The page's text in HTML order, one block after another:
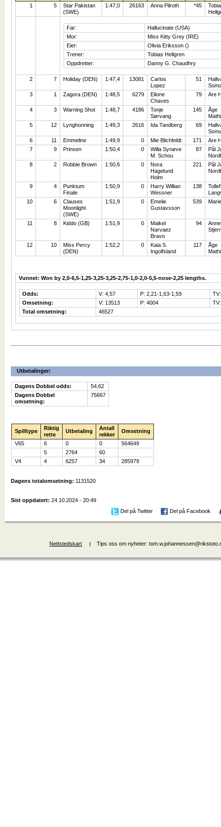
1 5
Star Pakistan
(SWE)
1:47,0 26163 Anna Pilroth *45
Far:
Hallucinate (USA)
Mor:
Miss Kitty Grey (IRE)
Eier:
Olivia Eriksson ()
Trener:
Tobias Hellgren
Oppdretter:
Danny G. Chaudhry
2 7 Holiday (DEN) 1:47,4 13081
Carlos
Lopez
51
3
1 Zagora (DEN) 1:48,5 6279
Elione
Chaves
79 Are
4 3 Warning Shot 1:48,7 4186
Tonje
Sørvang
145
Åge
5
12 Lynghonning 1:49,3 2616 Ida Tandberg 69
6
11 Emmeline 1:49,9 0 Mie Blichfeldt 171
Are
7
9 Prinsen 1:50,4 0
Willa Synøve
M. Schou
87
Pål
8
2 Robbie Brown 1:50,6 0
Nora
Hagelund
Holm
221
Pål
9 4
Punktum
Finale
1:50,9 0
Harry Willian
Wessner
138
Tollef
10
6
Clauses
Moonlight
(SWE)
1:51,9 0
Emelie
Gustavsson
539
11 8 Kiddo (GB) 1:51,9 0
Maikel
Narvaez
Bravo
94
12 10
Miss Percy
(DEN)
1:52,2 0
Kaia S.
Ingolfsland
117
Åge
Vunnet: Won by 2,0-6,5-1,25-3,25-3,25-2,75-1,0-2,0-5,5-nose-2,25 lengths.
Odds: V: 4,57 P: 2,21-1,63-1,59
TV:
Omsetning:
V: 13513 P: 4004
Total omsetning:
46527
Utbetalinger:
Dagens Dobbel odds:
54,62
Dagens Dobbel
omsetning:
75667
Spilltype
Riktig
rette
Utbetaling
Antall
rekker
Omsetning
V65 6 0 0
564649
5
2764
60
V4
4 6257 34 285979
Dagens totalomsetning: 1131520
Sist oppdatert:24.10.2024 - 20:49
Del på Twitter
Del på Facebook
Nettstedskart Tips oss om nyheter: